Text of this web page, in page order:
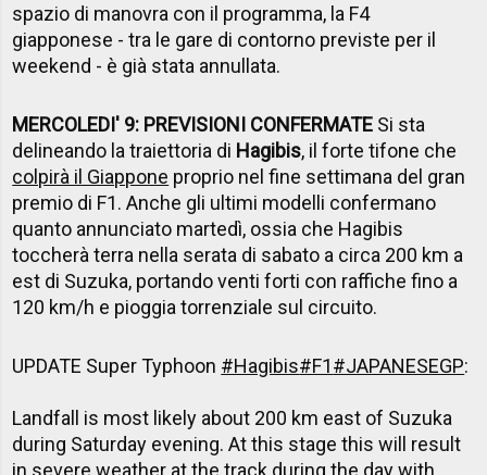
spazio di manovra con il programma, la F4
giapponese - tra le gare di contorno previste per il
weekend - è già stata annullata.
MERCOLEDI' 9: PREVISIONI CONFERMATE Si sta
delineando la traiettoria di Hagibis, il forte tifone che
colpirà il Giappone proprio nel fine settimana del gran
premio di F1. Anche gli ultimi modelli confermano
quanto annunciato martedì, ossia che Hagibis
toccherà terra nella serata di sabato a circa 200 km a
est di Suzuka, portando venti forti con raffiche fino a
120 km/h e pioggia torrenziale sul circuito.
UPDATE Super Typhoon #Hagibis#F1#JAPANESEGP:
Landfall is most likely about 200 km east of Suzuka
during Saturday evening. At this stage this will result
in severe weather at the track during the day with